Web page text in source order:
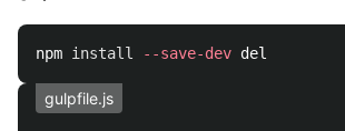
npm install --save-dev
gulpfile.js